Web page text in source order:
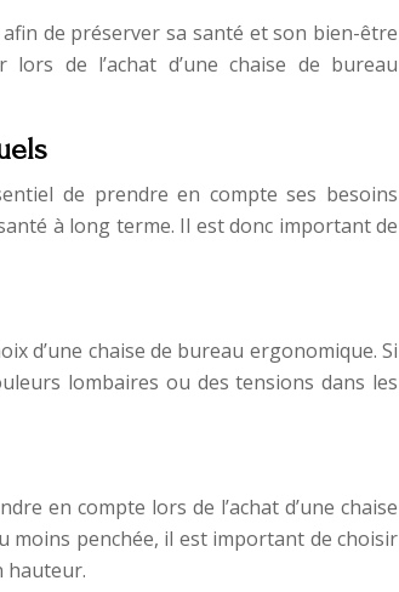
de préserver sa santé et son bien-être
de l’achat d’une chaise de bureau
de prendre en compte ses besoins
à long terme. Il est donc important de
d’une chaise de bureau ergonomique. Si
lombaires ou des tensions dans les
en compte lors de l’achat d’une chaise
moins penchée, il est important de choisir
hauteur.